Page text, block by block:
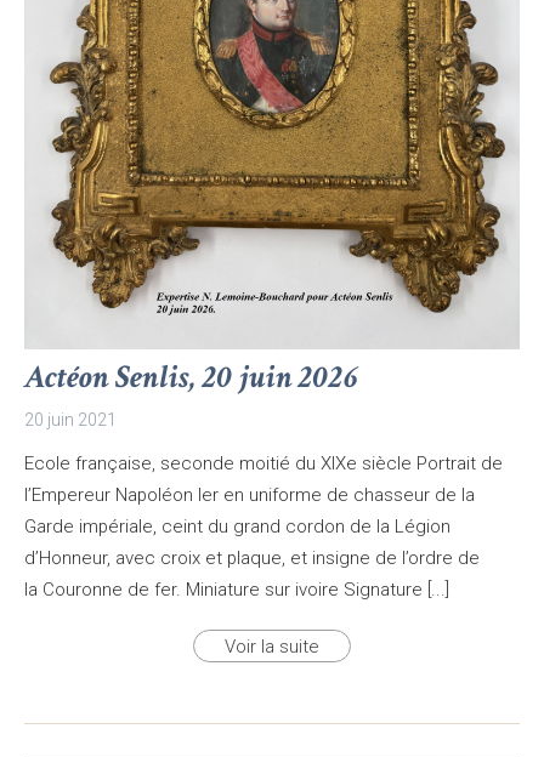
Actéon Senlis, 20 juin 2026
20 juin 2021
Ecole française, seconde moitié du XIXe siècle Portrait de
l’Empereur Napoléon Ier en uniforme de chasseur de la
Garde impériale, ceint du grand cordon de la Légion
d’Honneur, avec croix et plaque, et insigne de l’ordre de
la Couronne de fer. Miniature sur ivoire Signature [...]
Voir la suite